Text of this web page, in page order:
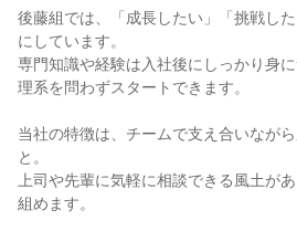
後藤組では、「成長したい」「挑戦し
にしています。
専門知識や経験は入社後にしっかり身
理系を問わずスタートできます。
当社の特徴は、チームで支え合いなが
と。
上司や先輩に気軽に相談できる風土が
組めます。